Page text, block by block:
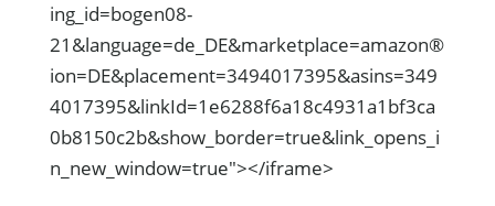
ing_id=bogen08-
21&language=de_DE&marketplace=amazon®
ion=DE&placement=3494017395&asins=349
4017395&linkId=1e6288f6a18c4931a1bf3ca
0b8150c2b&show_border=true&link_opens_i
n_new_window=true"></iframe>